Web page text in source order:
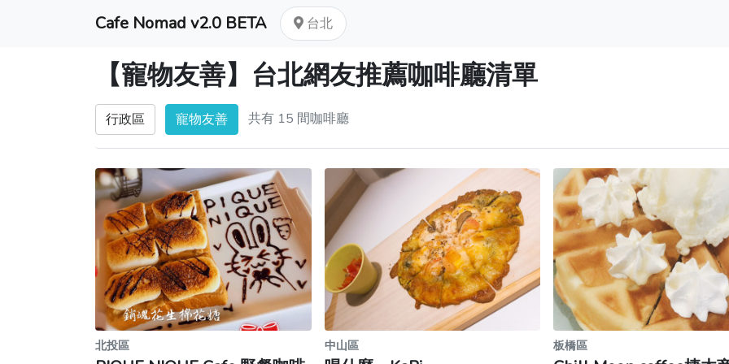
Cafe Nomad v2.0 BETA 台北
【寵物友善】台北網友推薦咖啡廳清單
行政區 寵物友善 共有 15 間咖啡廳
北投區 中山區 板橋區